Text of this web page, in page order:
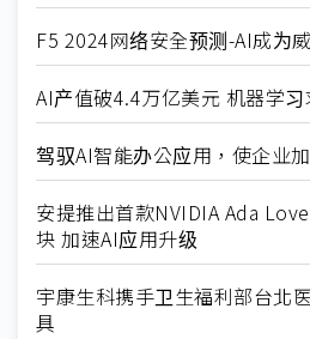
F5 2024网络安全预测-AI成为
AI产值破4.4万亿美元 机器学
驾驭AI智能办公应用，使企业
安提推出首款NVIDIA Ada
块 加速AI应用升级
宇康生科携手卫生福利部台北
具